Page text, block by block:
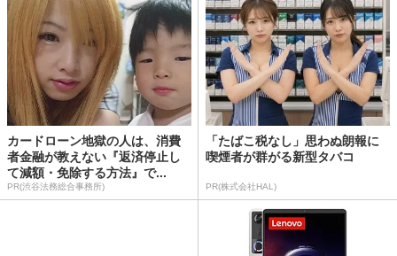
カードローン地獄の人は、消費
者金融が教えない『返済停止し
て減額・免除する方法』で...
PR(渋谷法務総合事務所)
「たばこ税なし」思わぬ朗報に
喫煙者が群がる新型タバコ
PR(株式会社HAL)